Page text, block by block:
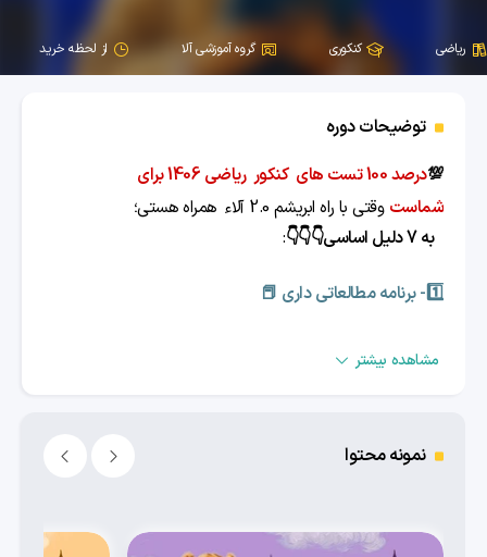
ریاضی کنکوری گروه آموزشی آلا از لحظه خرید
توضیحات دوره
💯
درصد 100 تست های کنکور ریاضی 1406 برای
شماست وقتی با راه ابریشم 2.0 آلاء
همراه هستی؛
به7 دلیل اساسی👇👇👇 :
1️⃣- برنامه مطالعاتی داری 📕
پس خیالت راحته تو یک سال همه نکات کاملا کنکوری از زیر
صفر آموزش میبینی و به تسلط 100 می‌رسی
2️⃣-کلاس ویدیویی آموزش جامع کنکور داری
میشه که تازه میفهمی چی به چیه.
مشاهده بیشتر
نمونه محتوا